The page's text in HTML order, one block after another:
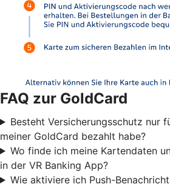
FAQ zur GoldCard
Besteht Versicherungsschutz nur
meiner GoldCard bezahlt habe?
Wo finde ich meine Kartendaten
in der VR Banking App?
Wie aktiviere ich Push-